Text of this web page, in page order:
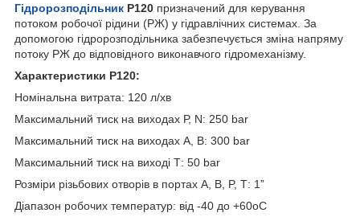
Гідророзподільник P120 призначений для керування
потоком робочої рідини (РЖ) у гідравлічних системах. За
допомогою гідророзподільника забезпечується зміна напряму
потоку РЖ до відповідного виконавчого гідромеханізму.
Характеристики Р120:
Номінальна витрата: 120 л/хв
Максимальний тиск на виходах Р, N: 250 bar
Максимальний тиск на виходах А, В: 300 bar
Максимальний тиск на виході Т: 50 bar
Розміри різьбових отворів в портах А, В, P, Т: 1”
Діапазон робочих температур: від -40 до +60оC